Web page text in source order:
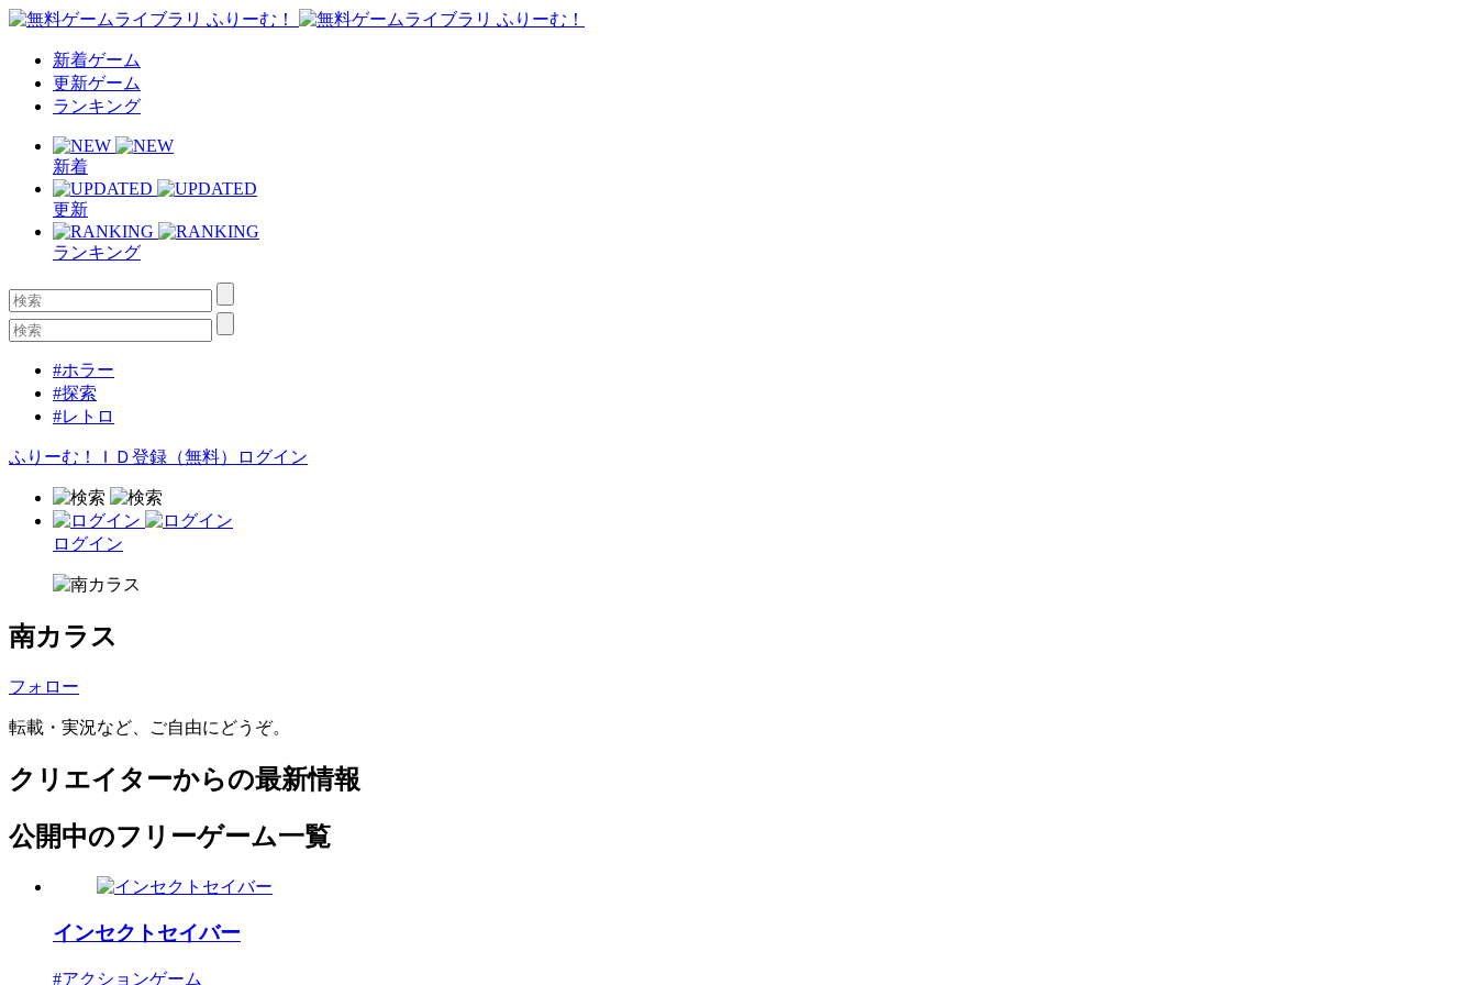
新着ゲーム
更新ゲーム
ランキング
新着
更新
ランキング
#ホラー
#探索
#レトロ
ふりーむ！ＩＤ登録（無料） ログイン
ログイン
南カラス
フォロー
転載・実況など、ご自由にどうぞ。
クリエイターからの最新情報
公開中のフリーゲーム一覧
インセクトセイバー
#アクションゲーム